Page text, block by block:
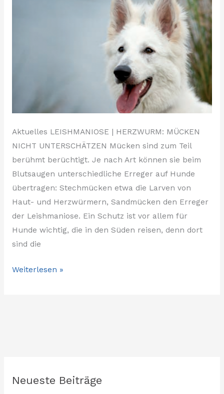
Aktuelles LEISHMANIOSE | HERZWURM: MÜCKEN
NICHT UNTERSCHÄTZEN Mücken sind zum Teil
berühmt berüchtigt. Je nach Art können sie beim
Blutsaugen unterschiedliche Erreger auf Hunde
übertragen: Stechmücken etwa die Larven von
Haut- und Herzwürmern, Sandmücken den Erreger
der Leishmaniose. Ein Schutz ist vor allem für
Hunde wichtig, die in den Süden reisen, denn dort
sind die
Weiterlesen »
Neueste Beiträge